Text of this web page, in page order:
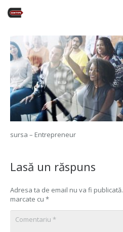
sursa – Entrepreneur
Lasă un răspuns
Adresa ta de email nu va fi publicată.
marcate cu *